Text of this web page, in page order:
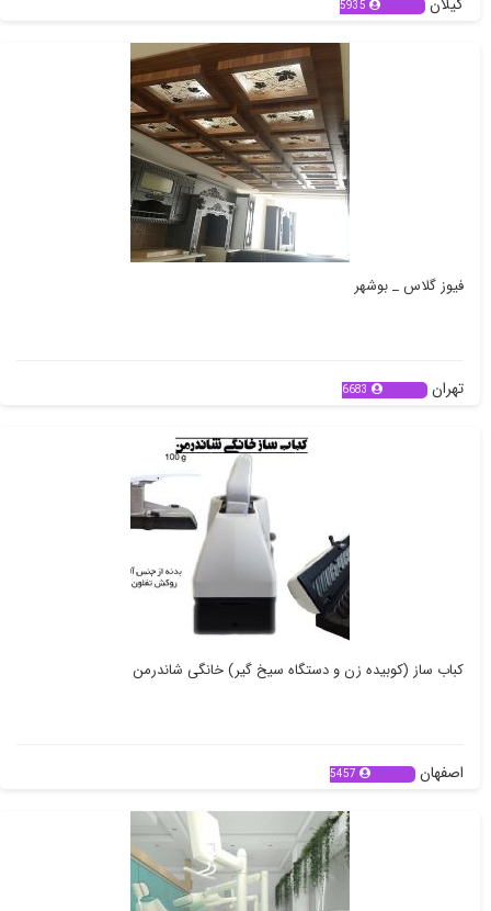
5935
فیوز گلاس _ بوشهر
تهران 6683
کباب ساز (کوبیده زن و دستگاه سیخ گیر) خانگی شاندرمن
اصفهان 5457